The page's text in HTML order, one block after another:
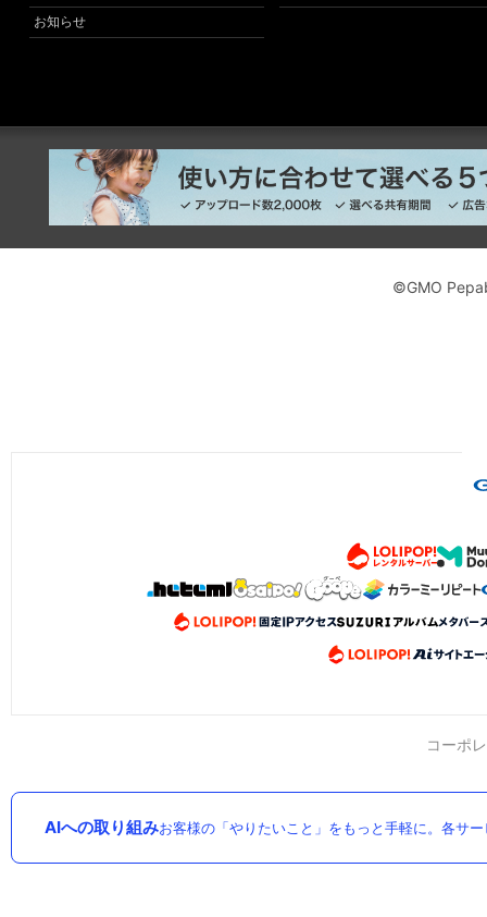
お知らせ
©GMO
コーポ
AIへの取り組みお客様の「やりたいこと」をもっと手軽に。各サ